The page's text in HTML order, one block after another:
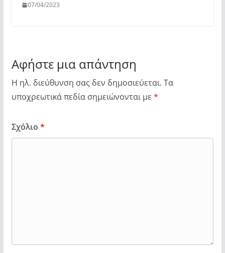
07/04/2023
Αφήστε μια απάντηση
Η ηλ. διεύθυνση σας δεν δημοσιεύεται. Τα
υποχρεωτικά πεδία σημειώνονται με *
Σχόλιο *